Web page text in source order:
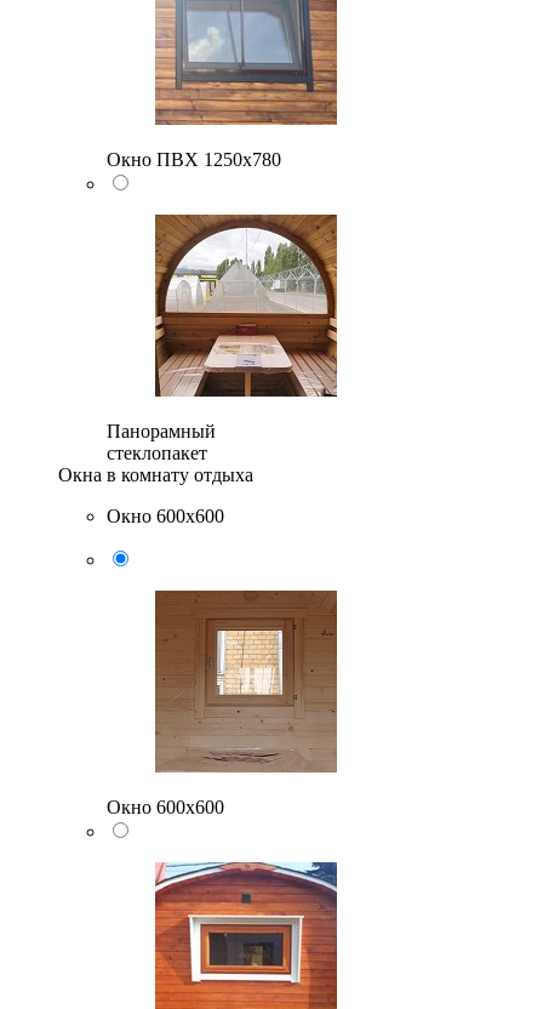
Окно ПВХ 1250х780
Панорамный
стеклопакет
Окна в комнату отдыха
Окно 600х600
Окно 600х600